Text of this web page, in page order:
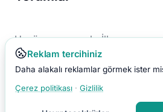
Henüz yorum yok. İlk yorumu
Reklam tercihiniz
Daha alakalı reklamlar görmek ister
Çerez politikası · Gizlilik